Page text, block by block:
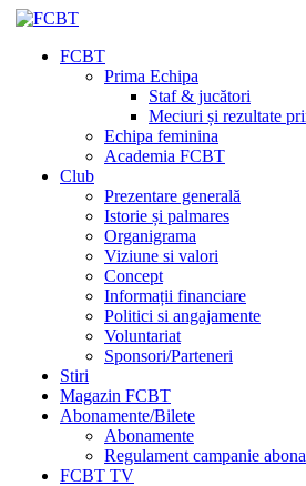
FCBT
Prima Echipa
Staf & jucători
Meciuri și rezultate
Echipa feminina
Academia FCBT
Club
Prezentare generală
Istorie și palmares
Organigrama
Viziune si valori
Concept
Informații financiare
Politici si angajamente
Voluntariat
Sponsori/Parteneri
Stiri
Magazin FCBT
Abonamente/Bilete
Abonamente
Regulament campanie
FCBT TV